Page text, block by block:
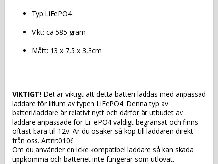
Typ:LiFePO4
Vikt: ca 585 gram
Mått: 13 x 7,5 x 3,3cm
VIKTIGT! Det är viktigt att detta batteri laddas med anpassad
laddare för litium av typen LiFePO4. Denna typ av
batteri/laddare är relativt nytt och därför är utbudet av
laddare anpassade för LiFePO4 väldigt begränsat och finns
oftast bara till 12v. Är du osäker så köp till laddaren direkt
från oss. Artnr:0106
Om du använder en icke kompatibel laddare så kan skada
uppkomma och batteriet inte fungerar som utlovat.